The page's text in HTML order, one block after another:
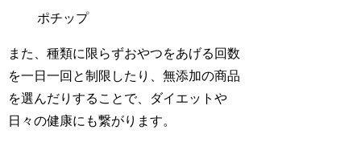
ポチップ
また、種類に限らずおやつをあげる回数
を一日一回と制限したり、無添加の商品
を選んだりすることで、ダイエットや
日々の健康にも繋がります。